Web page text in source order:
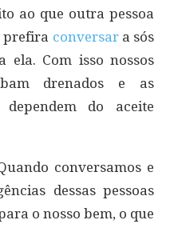
ao que outra pessoa
prefira conversara sós
ela. Com isso nossos
drenados e as
dependem do aceite
conversamos e
dessas pessoas
o nosso bem, o que